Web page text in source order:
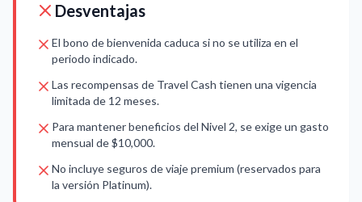
Desventajas
El bono de bienvenida caduca si no se utiliza en el
periodo indicado.
Las recompensas de Travel Cash tienen una vigencia
limitada de 12 meses.
Para mantener beneficios del Nivel 2, se exige un gasto
mensual de $10,000.
No incluye seguros de viaje premium (reservados para
la versión Platinum).